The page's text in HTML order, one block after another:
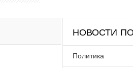
НОВОСТИ
Политика
Забыли имя пользователя?